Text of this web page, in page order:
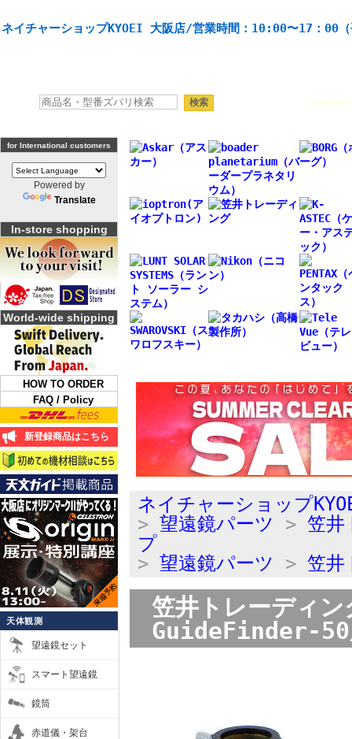
ネイチャーショップKYOEI 大阪店/営業時間：10:00〜17：00（
Seestar
for International customers
Powered by
Translate
In-store shopping
World-wide shipping
HOW TO ORDER
FAQ / Policy
新登録商品はこちら
天体観測
望遠鏡セット
スマート望遠鏡
鏡筒
赤道儀・架台
ネイチャーショップ
> 望遠鏡パーツ > 笠井
プ
> 望遠鏡パーツ > 笠井
笠井トレーディ
GuideFinder-50